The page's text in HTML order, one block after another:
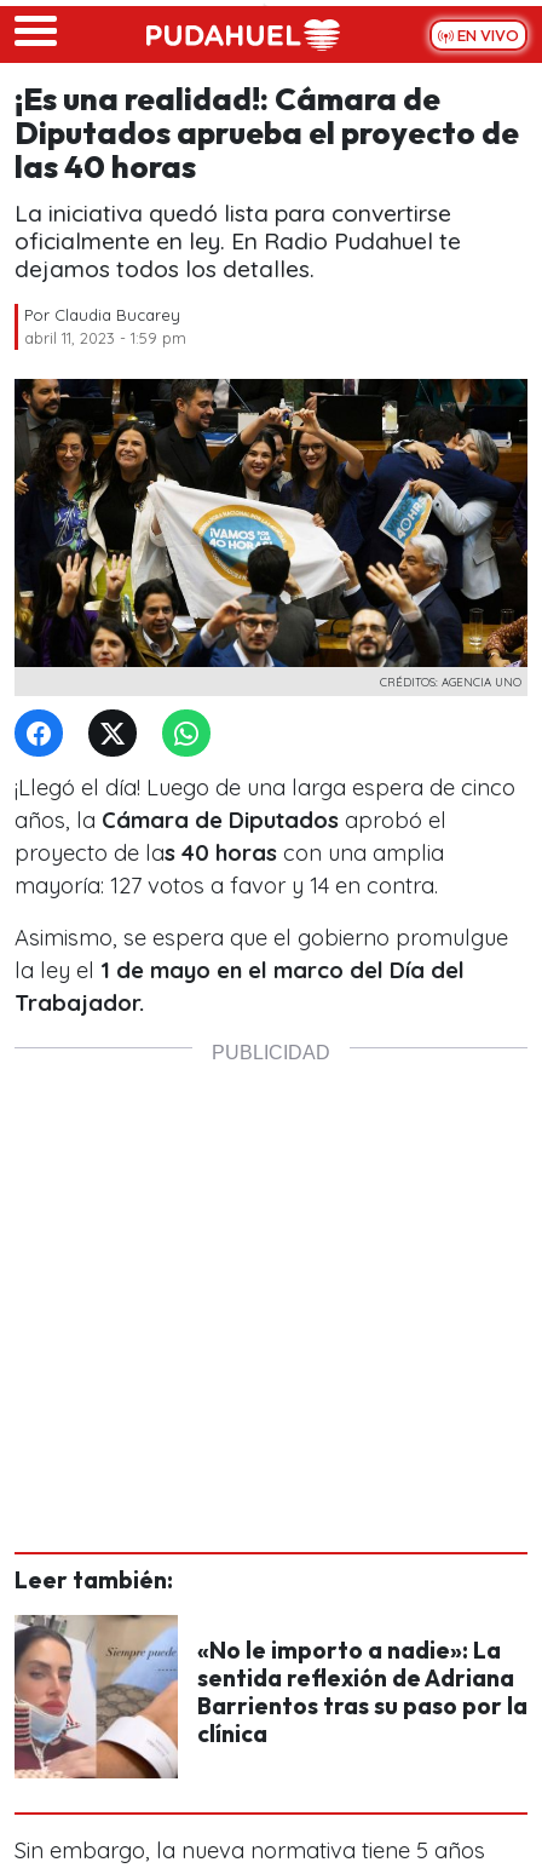
Skip to main content
EN VIVO
¡Es una realidad!: Cámara de
Diputados aprueba el proyecto de
las 40 horas
La iniciativa quedó lista para convertirse
oficialmente en ley. En Radio Pudahuel te
dejamos todos los detalles.
Por Claudia Bucarey
abril 11, 2023 - 1:59 pm
CRÉDITOS: AGENCIA UNO
¡Llegó el día! Luego de una larga espera de cinco
años, la Cámara de Diputados aprobó el
proyecto de las 40 horas con una amplia
mayoría: 127 votos a favor y 14 en contra.
Asimismo, se espera que el gobierno promulgue
la ley el 1 de mayo en el marco del Día del
Trabajador.
Leer también:
«No le importo a nadie»: La
sentida reflexión de Adriana
Barrientos tras su paso por la
clínica
Sin embargo, la nueva normativa tiene 5 años